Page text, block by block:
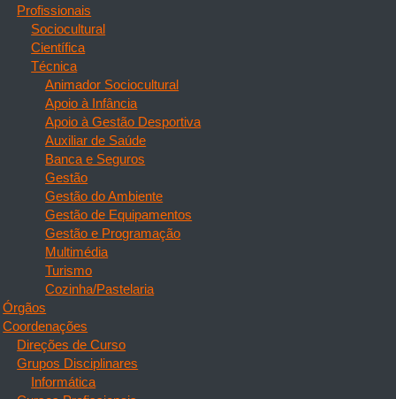
Profissionais
Sociocultural
Científica
Técnica
Animador Sociocultural
Apoio à Infância
Apoio à Gestão Desportiva
Auxiliar de Saúde
Banca e Seguros
Gestão
Gestão do Ambiente
Gestão de Equipamentos
Gestão e Programação
Multimédia
Turismo
Cozinha/Pastelaria
Órgãos
Coordenações
Direções de Curso
Grupos Disciplinares
Informática